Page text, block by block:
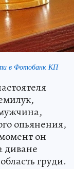
в Фотобанк КП
опьянения,
он
диване
груди.